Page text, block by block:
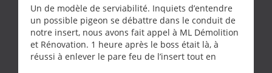
Un de modèle de serviabilité. Inquiets d’entendre
un possible pigeon se débattre dans le conduit de
notre insert, nous avons fait appel à ML Démolition
et Rénovation. 1 heure après le boss était là, à
réussi à enlever le pare feu de l’insert tout en